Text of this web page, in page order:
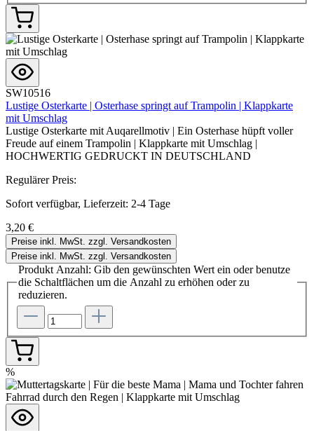
SW10516
Lustige Osterkarte | Osterhase springt auf Trampolin | Klappkarte
mit Umschlag
Lustige Osterkarte mit Auqarellmotiv | Ein Osterhase hüpft voller
Freude auf einem Trampolin | Klappkarte mit Umschlag |
HOCHWERTIG GEDRUCKT IN DEUTSCHLAND
Regulärer Preis:
Sofort verfügbar, Lieferzeit: 2-4 Tage
3,20 €
Preise inkl. MwSt. zzgl. Versandkosten
Preise inkl. MwSt. zzgl. Versandkosten
Produkt Anzahl: Gib den gewünschten Wert ein oder benutze
die Schaltflächen um die Anzahl zu erhöhen oder zu
reduzieren.
%